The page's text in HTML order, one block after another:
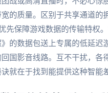
的质量。区别于共享通道的
先保障游戏数据的传输特权
的数据包送上专属的低延
国影音线路。互不干扰，各
就在于找到能提供这种智能